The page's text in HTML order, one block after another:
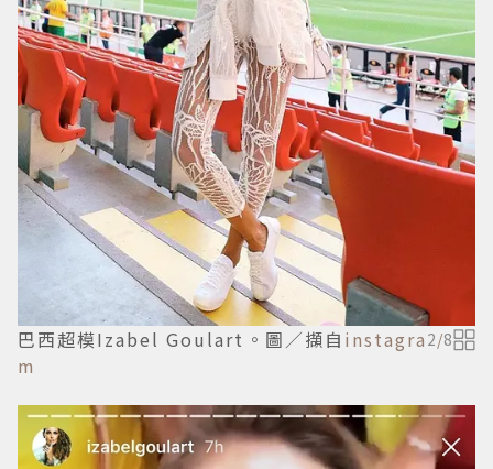
巴西超模Izabel Goulart。圖／擷自 instagra
m
2/8